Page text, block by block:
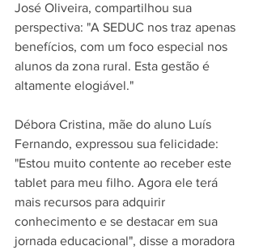
José Oliveira, compartilhou sua
perspectiva: "A SEDUC nos traz apenas
benefícios, com um foco especial nos
alunos da zona rural. Esta gestão é
altamente elogiável."
Débora Cristina, mãe do aluno Luís
Fernando, expressou sua felicidade:
"Estou muito contente ao receber este
tablet para meu filho. Agora ele terá
mais recursos para adquirir
conhecimento e se destacar em sua
jornada educacional", disse a moradora